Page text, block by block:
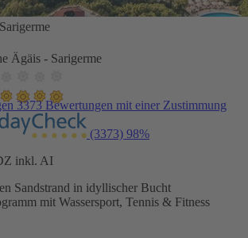
Ägäis - Sarigerme
3373 Bewertungen mit einer Zustimmung
(3373) 98%
inkl. AI
Sandstrand in idyllischer Bucht
mit Wassersport, Tennis & Fitness